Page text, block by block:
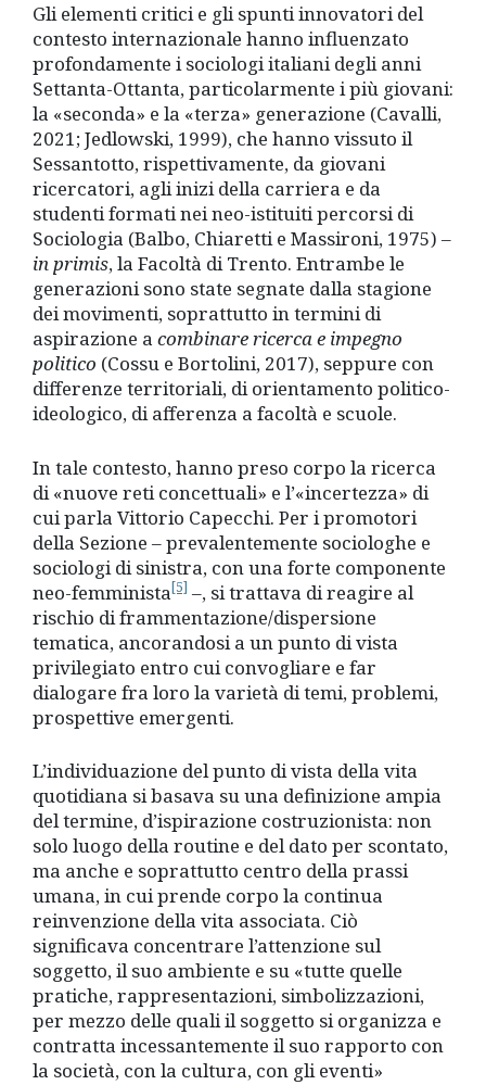
Gli elementi critici e gli spunti innovatori del
contesto internazionale hanno influenzato
profondamente i sociologi italiani degli anni
Settanta-Ottanta, particolarmente i più giovani:
la «seconda» e la «terza» generazione (Cavalli,
2021; Jedlowski, 1999), che hanno vissuto il
Sessantotto, rispettivamente, da giovani
ricercatori, agli inizi della carriera e da
studenti formati nei neo-istituiti percorsi di
Sociologia (Balbo, Chiaretti e Massironi, 1975) –
in primis, la Facoltà di Trento. Entrambe le
generazioni sono state segnate dalla stagione
dei movimenti, soprattutto in termini di
aspirazione a combinare ricerca e impegno
politico (Cossu e Bortolini, 2017), seppure con
differenze territoriali, di orientamento politico-
ideologico, di afferenza a facoltà e scuole.
In tale contesto, hanno preso corpo la ricerca
di «nuove reti concettuali» e l’«incertezza» di
cui parla Vittorio Capecchi. Per i promotori
della Sezione – prevalentemente sociologhe e
sociologi di sinistra, con una forte componente
neo-femminista[5] –, si trattava di reagire al
rischio di frammentazione/dispersione
tematica, ancorandosi a un punto di vista
privilegiato entro cui convogliare e far
dialogare fra loro la varietà di temi, problemi,
prospettive emergenti.
L’individuazione del punto di vista della vita
quotidiana si basava su una definizione ampia
del termine, d’ispirazione costruzionista: non
solo luogo della routine e del dato per scontato,
ma anche e soprattutto centro della prassi
umana, in cui prende corpo la continua
reinvenzione della vita associata. Ciò
significava concentrare l’attenzione sul
soggetto, il suo ambiente e su «tutte quelle
pratiche, rappresentazioni, simbolizzazioni,
per mezzo delle quali il soggetto si organizza e
contratta incessantemente il suo rapporto con
la società, con la cultura, con gli eventi»